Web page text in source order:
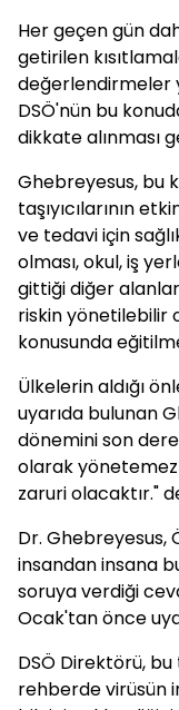
Her geçen gün
getirilen
değerlendirmeler
DSÖ'nün bu
dikkate alınması
Ghebreyesus, bu
taşıyıcılarının
ve tedavi için
olması, okul, iş
gittiği diğer
riskin yönetilebilir
konusunda
Ülkelerin aldığı
uyarıda bulunan
dönemini son
olarak
zaruri olacaktır."
Dr. Ghebreyesus,
insandan insana
soruya verdiği
Ocak'tan önce
DSÖ Direktörü,
rehberde virüsün